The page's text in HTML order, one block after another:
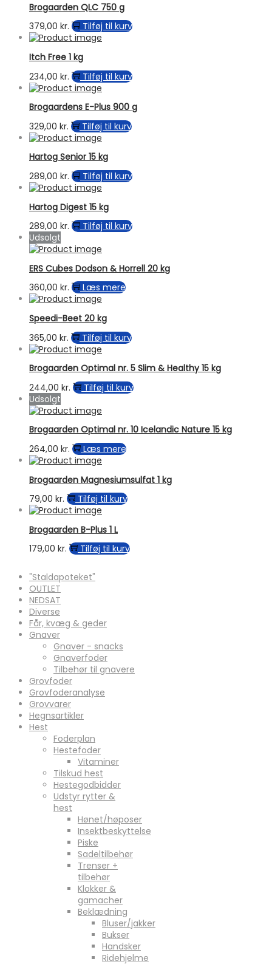
Brogaarden QLC 750 g
379,00 kr. Tilføj til kurv
Itch Free 1 kg
234,00 kr. Tilføj til kurv
Brogaardens E-Plus 900 g
329,00 kr. Tilføj til kurv
Hartog Senior 15 kg
289,00 kr. Tilføj til kurv
Hartog Digest 15 kg
289,00 kr.
Tilføj til kurv
Udsolgt
ERS Cubes Dodson & Horrell 20 kg
360,00 kr. Læs mere
Speedi-Beet 20 kg
365,00 kr. Tilføj til kurv
Brogaarden Optimal nr. 5 Slim & Healthy 15 kg
244,00 kr.
Tilføj til kurv
Udsolgt
Brogaarden Optimal nr. 10 Icelandic Nature 15 kg
264,00 kr. Læs mere
Brogaarden Magnesiumsulfat 1 kg
79,00 kr. Tilføj til kurv
Brogaarden B-Plus 1 L
179,00 kr. Tilføj til kurv
"Staldapoteket"
OUTLET
NEDSAT
Diverse
Får, kvæg & geder
Gnaver
Gnaver - snacks
Gnaverfoder
Tilbehør til gnavere
Grovfoder
Grovfoderanalyse
Grovvarer
Hegnsartikler
Hest
Foderplan
Hestefoder
Vitaminer
Tilskud hest
Hestegodbidder
Udstyr rytter &
hest
Hønet/høposer
Insektbeskyttelse
Piske
Sadeltilbehør
Trenser +
tilbehør
Klokker &
gamacher
Beklædning
Bluser/jakker
Bukser
Handsker
Ridehjelme